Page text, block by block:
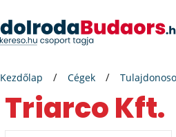
Kezdőlap Cégek
Triarco Kft.